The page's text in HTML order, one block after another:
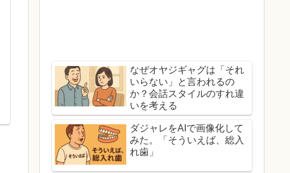
なぜオヤジギャグは「それ
いらない」と言われるの
か？会話スタイルのすれ違
いを考える
ダジャレをAIで画像化して
みた。「そういえば、総入
れ歯」